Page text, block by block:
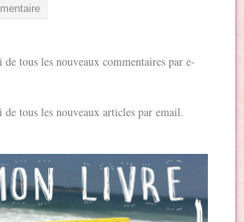
de tous les nouveaux commentaires par e-
de tous les nouveaux articles par email.